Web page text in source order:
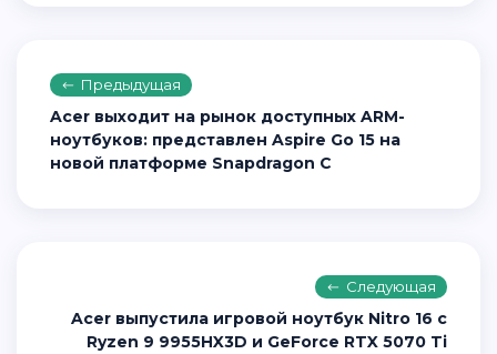
Предыдущая
Acer выходит на рынок доступных ARM-
ноутбуков: представлен Aspire Go 15 на
новой платформе Snapdragon C
Следующая
Acer выпустила игровой ноутбук Nitro 16 с
Ryzen 9 9955HX3D и GeForce RTX 5070 Ti